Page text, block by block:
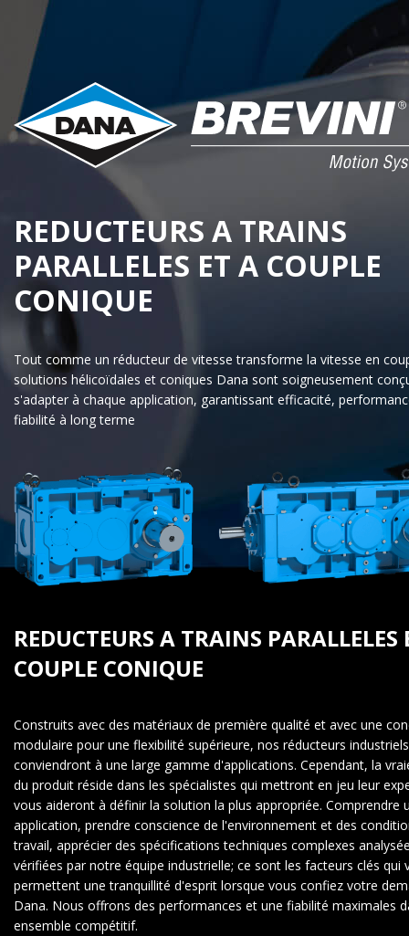
REDUCTEURS A TRAINS
PARALLELES ET A COUPLE
CONIQUE
Tout comme un réducteur de vitesse transforme la vitesse en
solutions hélicoïdales et coniques Dana sont soigneusement
s'adapter à chaque application, garantissant efficacité,
fiabilité à long terme
REDUCTEURS A TRAINS PARALLELES
COUPLE CONIQUE
Construits avec des matériaux de première qualité et avec une
modulaire pour une flexibilité supérieure, nos réducteurs industriels
conviendront à une large gamme d'applications. Cependant, la
du produit réside dans les spécialistes qui mettront en jeu leur
vous aideront à définir la solution la plus appropriée. Comprendre
application, prendre conscience de l'environnement et des
travail, apprécier des spécifications techniques complexes
vérifiées par notre équipe industrielle; ce sont les facteurs clés qui
permettent une tranquillité d'esprit lorsque vous confiez votre
Dana. Nous offrons des performances et une fiabilité maximales
ensemble compétitif.